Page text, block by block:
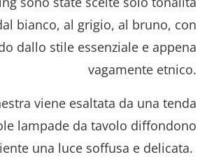
bianco, al grigio, al bruno, con
dallo stile essenziale e appena
vagamente etnico.
viene esaltata da una tenda
lampade da tavolo diffondono
una luce soffusa e delicata.